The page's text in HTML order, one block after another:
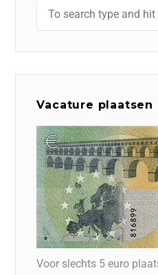
Vacature plaatsen
Voor slechts 5 euro